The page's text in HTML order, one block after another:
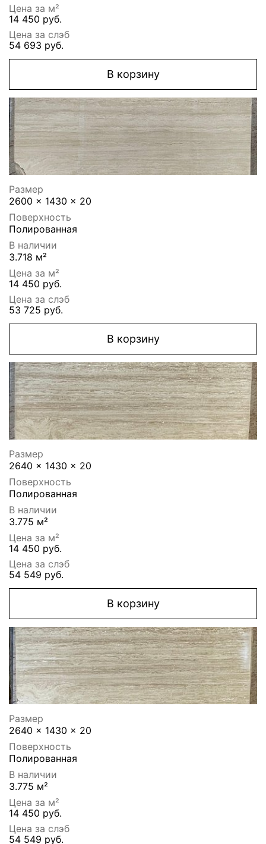
Цена за м²
14 450 руб.
Цена за слэб
54 693 руб.
В корзину
Размер
2600 x 1430 x 20
Поверхность
Полированная
В наличии
3.718 м²
Цена за м²
14 450 руб.
Цена за слэб
53 725 руб.
В корзину
Размер
2640 x 1430 x 20
Поверхность
Полированная
В наличии
3.775 м²
Цена за м²
14 450 руб.
Цена за слэб
54 549 руб.
В корзину
Размер
2640 x 1430 x 20
Поверхность
Полированная
В наличии
3.775 м²
Цена за м²
14 450 руб.
Цена за слэб
54 549 руб.